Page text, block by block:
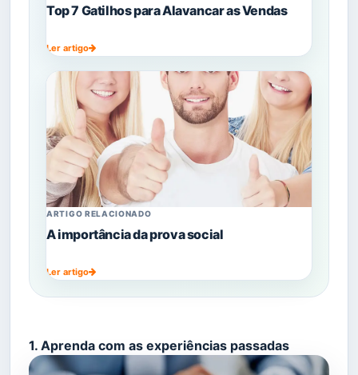
Top 7 Gatilhos para Alavancar as Vendas
Ler artigo
ARTIGO RELACIONADO
A importância da prova social
Ler artigo
1. Aprenda com as experiências passadas